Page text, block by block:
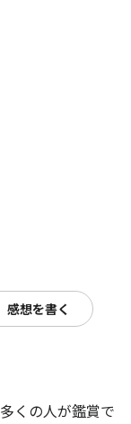
感想を書く
くの人が鑑賞で